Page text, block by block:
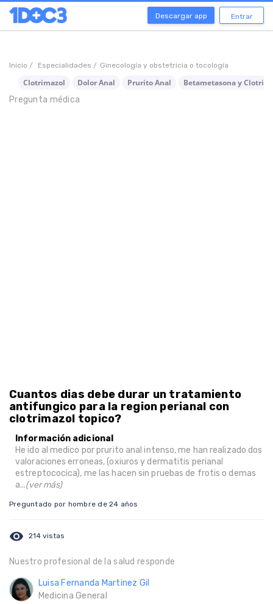
Descargar app Entrar
Inicio / Especialidades / Ginecología y obstetricia o tocología
Clotrimazol Dolor Anal Prurito Anal
Betametasona y
Pregunta médica
Cuantos dias debe durar un tratamiento
antifungico para la region perianal con
clotrimazol topico?
Información adicional
He ido al medico por prurito anal intenso, me han realizado dos
valoraciones erroneas, (oxiuros y dermatitis perianal
estreptococica), me las hacen sin pruebas de frotis o demas
a...(ver más)
Preguntado por hombre de 24 años
visibility 214 vistas
Nuestro profesional de la salud responde
Luisa Fernanda Martinez Gil
Medicina General